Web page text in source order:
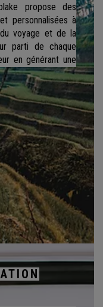
propose des
personnalisées à
voyage et de la
parti de chaque
en générant une